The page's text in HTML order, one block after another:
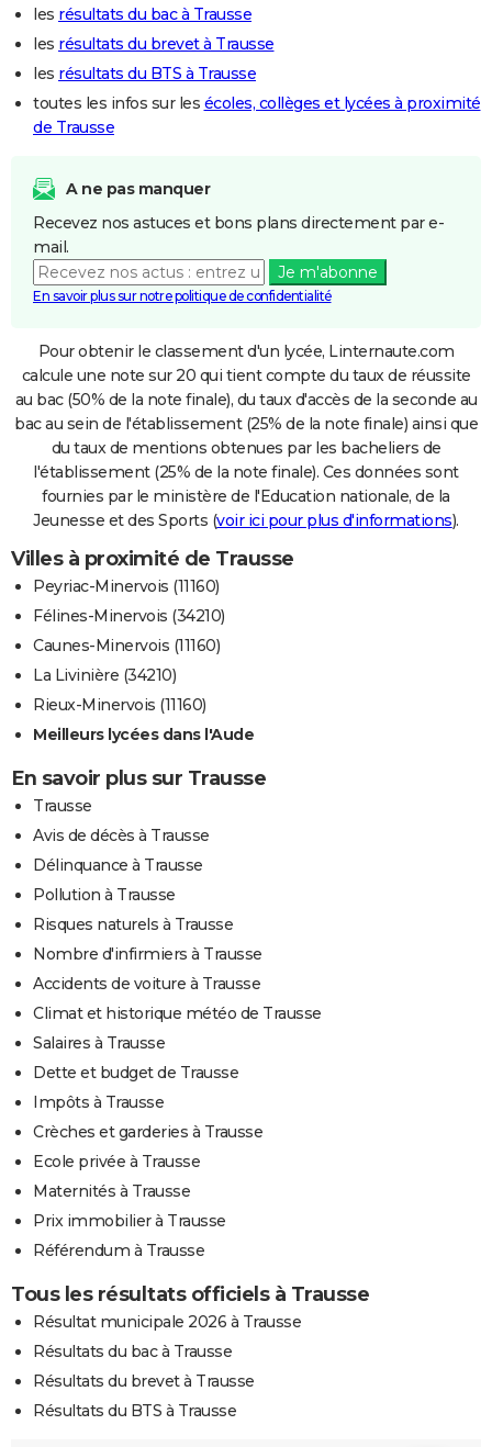
les résultats du bac à Trausse
les résultats du brevet à Trausse
les résultats du BTS à Trausse
toutes les infos sur les écoles, collèges et lycées à proximité
de Trausse
A ne pas manquer
Recevez nos astuces et bons plans directement par e-
mail.
Je m'abonne
En savoir plus sur notre politique de confidentialité
Pour obtenir le classement d'un lycée, Linternaute.com
calcule une note sur 20 qui tient compte du taux de réussite
au bac (50% de la note finale), du taux d'accès de la seconde au
bac au sein de l'établissement (25% de la note finale) ainsi que
du taux de mentions obtenues par les bacheliers de
l'établissement (25% de la note finale). Ces données sont
fournies par le ministère de l'Education nationale, de la
Jeunesse et des Sports (voir ici pour plus d'informations).
Villes à proximité de Trausse
Peyriac-Minervois (11160)
Félines-Minervois (34210)
Caunes-Minervois (11160)
La Livinière (34210)
Rieux-Minervois (11160)
Meilleurs lycées dans l'Aude
En savoir plus sur Trausse
Trausse
Avis de décès à Trausse
Délinquance à Trausse
Pollution à Trausse
Risques naturels à Trausse
Nombre d'infirmiers à Trausse
Accidents de voiture à Trausse
Climat et historique météo de Trausse
Salaires à Trausse
Dette et budget de Trausse
Impôts à Trausse
Crèches et garderies à Trausse
Ecole privée à Trausse
Maternités à Trausse
Prix immobilier à Trausse
Référendum à Trausse
Tous les résultats officiels à Trausse
Résultat municipale 2026 à Trausse
Résultats du bac à Trausse
Résultats du brevet à Trausse
Résultats du BTS à Trausse